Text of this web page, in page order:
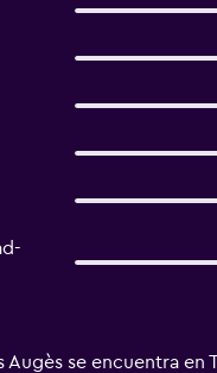
Augès se encuentra en